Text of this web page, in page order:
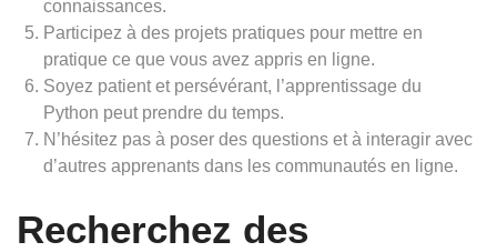
connaissances.
Participez à des projets pratiques pour mettre en
pratique ce que vous avez appris en ligne.
Soyez patient et persévérant, l’apprentissage du
Python peut prendre du temps.
N’hésitez pas à poser des questions et à interagir avec
d’autres apprenants dans les communautés en ligne.
Recherchez des